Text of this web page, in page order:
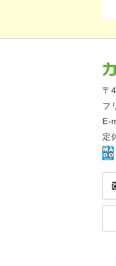
〒
フ
E-
定